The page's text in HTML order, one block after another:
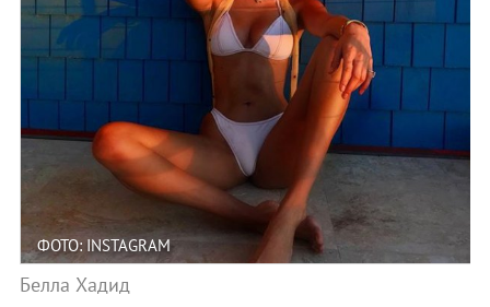
ФОТО: INSTAGRAM
Белла Хадид